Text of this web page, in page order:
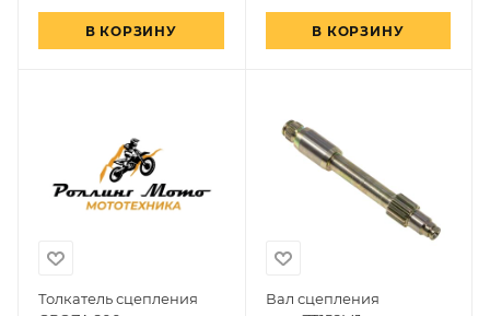
В КОРЗИНУ В КОРЗИНУ
Толкатель сцепления
Вал сцепления